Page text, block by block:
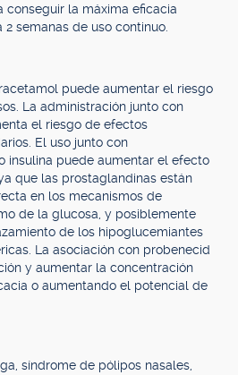
conseguir la máxima eficacia
semanas de uso continuo.
puede aumentar el riesgo
La administración junto con
el riesgo de efectos
El uso junto con
insulina puede aumentar el efecto
que las prostaglandinas están
en los mecanismos de
de la glucosa, y posiblemente
de los hipoglucemiantes
La asociación con probenecid
y aumentar la concentración
o aumentando el potencial de
síndrome de pólipos nasales,